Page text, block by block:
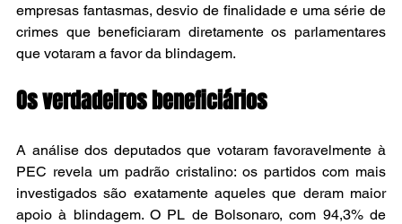
empresas fantasmas, desvio de finalidade e uma série de
crimes que beneficiaram diretamente os parlamentares
que votaram a favor da blindagem.
Os verdadeiros beneficiários
A análise dos deputados que votaram favoravelmente à
PEC revela um padrão cristalino: os partidos com mais
investigados são exatamente aqueles que deram maior
apoio à blindagem. O PL de Bolsonaro, com 94,3% de